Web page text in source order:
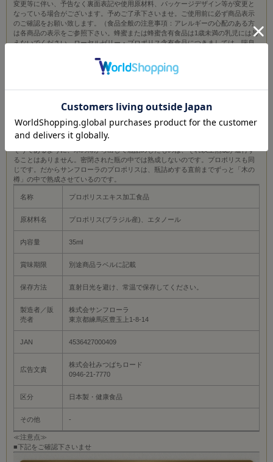
変更等に伴い、予告なく裏面表記や使用原材料、パッケージデザイン等が変更と
なっている場合がございます。予めご了承下さいませ。ご使用前に必ず商品表示
のご確認をお願い致します。（食品全般の注意事項：アレルギーの心配のある方
は各商品の表示をご参照下さい。蜂蜜または蜂蜜含有食品は1歳未満の乳児には与
えないでください。ローヤルゼリー・プロポリス含有食品につきましては、喘息
10年以上熟成してあります。成分濃度、味、香り、飲みやすさ、いずれの点にお
いてもGOODで、品質にこだわり続けた一品です。サンフローラ社は高品質なプ
っております。農薬・化学肥料をいっさい必要としない広大なユーカリ林に置か
ンやウイスキーを思い浮かばれる方が多いと思いますが、プロポリス液の熟成に
も木の樽は大きな力を発揮します。木材を通してするかすかな呼吸、木質に含ま
れる成分による触媒で熟成が進み、成分の濃度が増し、味・香りにまろやかさが
加わり、かつプロポリス液の粒子が細かくなります。また、ウイスキーの場合も
そうであるように、木の樽から出して瓶詰めしたものは、それ以上熟成が進行す
ることはありません。密閉された瓶の中では熟成しないのです。プロポリスも同
じです。だからサンフローラのプロポリスは、瓶詰めする直前までずっと「木の
樽」の中で熟成させているのです。
名称 プロポリスエキス加工食品
原材料名 プロポリス(ブラジル産)、エタノール
内容量 35ml
賞味期限 別途商品ラベルに記載
保存方法 直射日光を避け、常温で保存してください。
製造者／販
売者
株式会サンフローラ
東京都練馬区豊玉上1-8-14
JAN 4536427000409
広告文責
株式会社みつばちロード
0946-21-7770
区分 日本製・健康食品
その他 -
≪注意点≫
■下記をご確認下さいませ